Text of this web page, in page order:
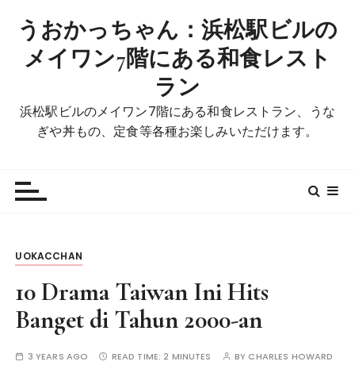
うおかっちゃん：浜松駅ビルの
メイワン7階にある和食レスト
ラン
浜松駅ビルのメイワン7階にある和食レストラン、うな
ぎや丼もの、定食等各種お楽しみいただけます。
UOKACCHAN
10 Drama Taiwan Ini Hits
Banget di Tahun 2000-an
3 YEARS AGO READ TIME:2 MINUTES BY CHARLES HOWARD